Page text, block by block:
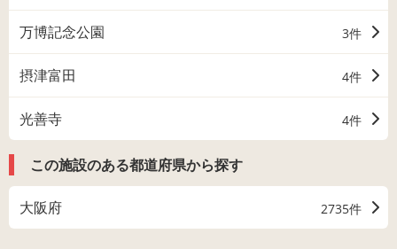
万博記念公園 3件
摂津富田 4件
光善寺 4件
この施設のある都道府県から探す
大阪府 2735件